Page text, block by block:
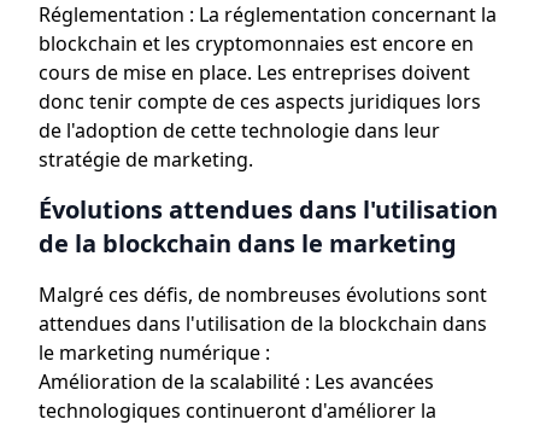
Réglementation : La réglementation concernant la
blockchain et les cryptomonnaies est encore en
cours de mise en place. Les entreprises doivent
donc tenir compte de ces aspects juridiques lors
de l'adoption de cette technologie dans leur
stratégie de marketing.
Évolutions attendues dans l'utilisation
de la blockchain dans le marketing
Malgré ces défis, de nombreuses évolutions sont
attendues dans l'utilisation de la blockchain dans
le marketing numérique :
Amélioration de la scalabilité : Les avancées
technologiques continueront d'améliorer la